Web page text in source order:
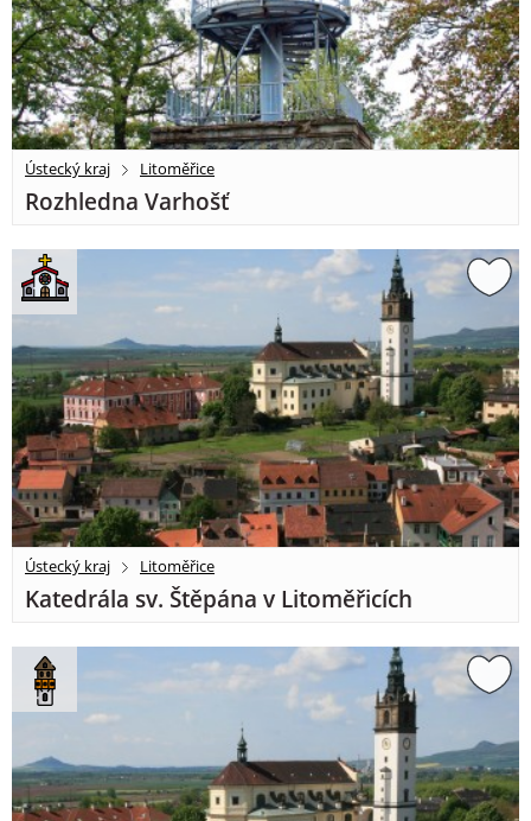
Ústecký kraj Litoměřice
Rozhledna Varhošť
Ústecký kraj Litoměřice
Katedrála sv. Štěpána v Litoměřicích